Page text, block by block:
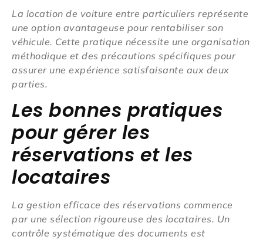
La location de voiture entre particuliers représente
une option avantageuse pour rentabiliser son
véhicule. Cette pratique nécessite une organisation
méthodique et des précautions spécifiques pour
assurer une expérience satisfaisante aux deux
parties.
Les bonnes pratiques
pour gérer les
réservations et les
locataires
La gestion efficace des réservations commence
par une sélection rigoureuse des locataires. Un
contrôle systématique des documents est